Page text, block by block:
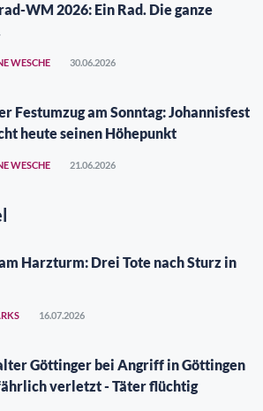
WM 2026: Ein Rad. Die ganze
WESCHE 30.06.2026
Festumzug am Sonntag: Johannisfest
heute seinen Höhepunkt
WESCHE 21.06.2026
Harzturm: Drei Tote nach Sturz in
16.07.2026
Göttinger bei Angriff in Göttingen
verletzt - Täter flüchtig